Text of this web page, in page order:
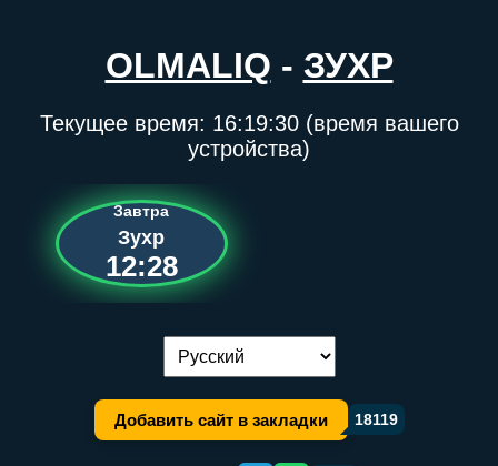
OLMALIQ - ЗУХР
Текущее время: 16:19:31(время вашего
устройства)
Завтра
Зухр
12:28
Переключение языка:
Добавить сайт в закладки 18119